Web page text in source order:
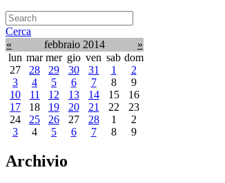
Cerca
«
febbraio 2014
»
lun mar mer gio ven sab dom
27
28 29 30 31 1
2
3
4 5 6 7 8
9
10
11 12 13 14 15
16
17
18 19 20 21 22
23
24
25 26 27 28 1
2
3
4 5 6 7 8 9
Archivio